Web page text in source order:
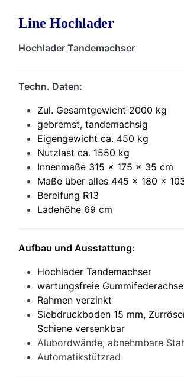
Line Hochlader
Hochlader Tandemachser
Techn. Daten:
Zul. Gesamtgewicht 2000 kg
gebremst, tandemachsig
Eigengewicht ca. 450 kg
Nutzlast ca. 1550 kg
Innenmaße 315 x 175 x 35 cm
Maße über alles 445 x 180 x
Bereifung R13
Ladehöhe 69 cm
Aufbau und Ausstattung:
Hochlader Tandemachser
wartungsfreie
Rahmen verzinkt
Siebdruckboden 15 mm,
Schiene versenkbar
Alubordwände, abnehmbare
Automatikstützrad